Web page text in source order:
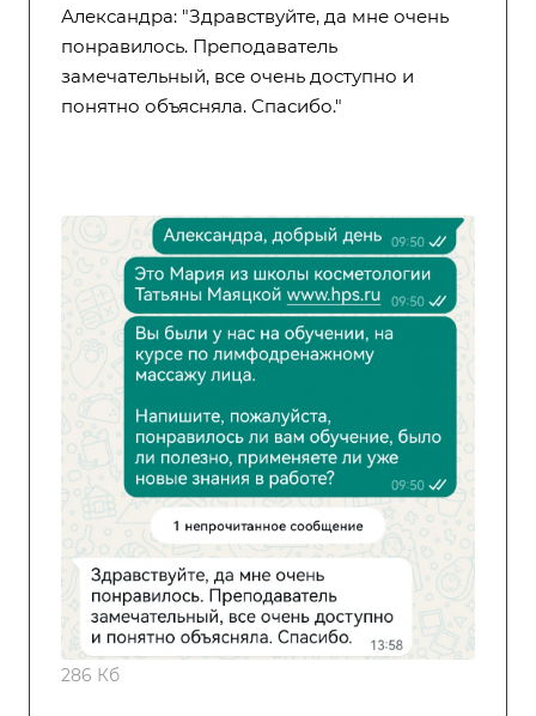
Александра: "Здравствуйте, да мне очень
понравилось. Преподаватель
замечательный, все очень доступно и
понятно объясняла. Спасибо."
286 Кб